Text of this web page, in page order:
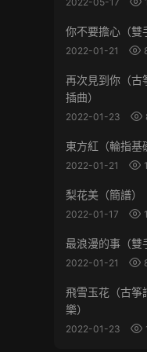
你不要擔心（雙
2022-01-21
再次見到你（古
插曲）
2022-01-23
東方紅（輪指基
2022-01-21
梨花美（簡譜）
2022-01-17
最浪漫的事（雙
2022-01-21
飛雪玉花（古筝
樂）
2022-01-23